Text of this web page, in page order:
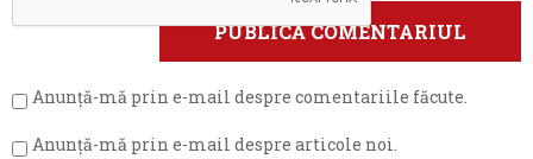
Anunță-mă prin e-mail despre comentariile făcute.
Anunță-mă prin e-mail despre articole noi.